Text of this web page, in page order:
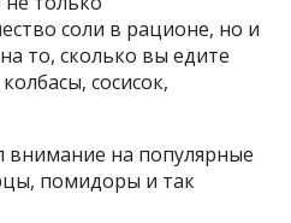
соли в рационе, но и
то, сколько вы едите
сосисок,
внимание на популярные
помидоры и так